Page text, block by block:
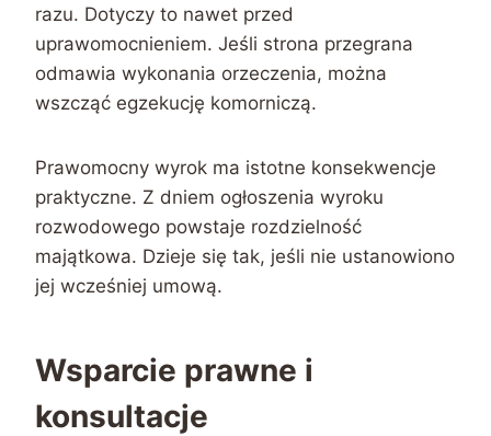
razu. Dotyczy to nawet przed
uprawomocnieniem. Jeśli strona przegrana
odmawia wykonania orzeczenia, można
wszcząć egzekucję komorniczą.
Prawomocny wyrok ma istotne konsekwencje
praktyczne. Z dniem ogłoszenia wyroku
rozwodowego powstaje rozdzielność
majątkowa. Dzieje się tak, jeśli nie ustanowiono
jej wcześniej umową.
Wsparcie prawne i
konsultacje